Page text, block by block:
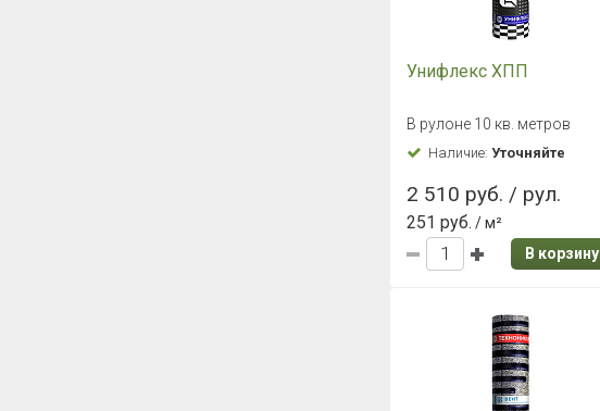
Унифлекс ХПП
В рулоне 10 кв. метров
Наличие: Уточняйте
2 510 руб. / рул.
251 руб. / м²
В корзину